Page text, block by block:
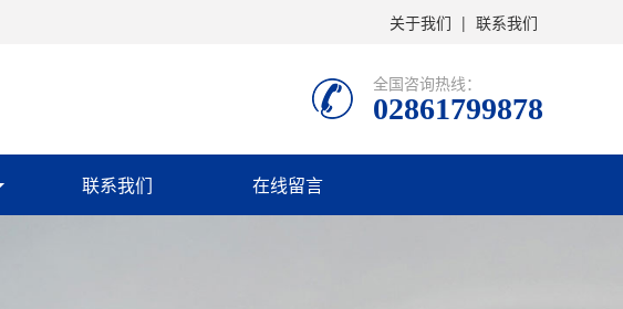
关于我们 | 联系我们
全国咨询热线：
02861799878
联系我们 在线留言